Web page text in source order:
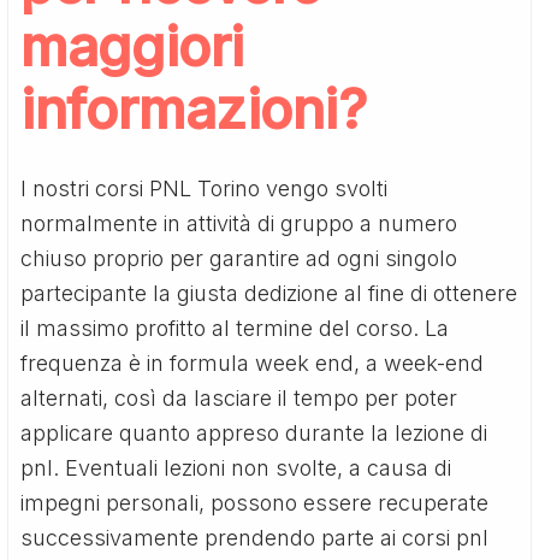
maggiori
informazioni?
I nostri corsi PNL Torino vengo svolti
normalmente in attività di gruppo a numero
chiuso proprio per garantire ad ogni singolo
partecipante la giusta dedizione al fine di ottenere
il massimo profitto al termine del corso. La
frequenza è in formula week end, a week-end
alternati, così da lasciare il tempo per poter
applicare quanto appreso durante la lezione di
pnl. Eventuali lezioni non svolte, a causa di
impegni personali, possono essere recuperate
successivamente prendendo parte ai corsi pnl